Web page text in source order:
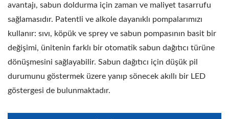
avantajı, sabun doldurma için zaman ve maliyet tasarrufu
sağlamasıdır. Patentli ve alkole dayanıklı pompalarımızı
kullanır: sıvı, köpük ve sprey ve sabun pompasının basit bir
değişimi, ünitenin farklı bir otomatik sabun dağıtıcı türüne
dönüşmesini sağlayabilir. Sabun dağıtıcı için düşük pil
durumunu göstermek üzere yanıp sönecek akıllı bir LED
göstergesi de bulunmaktadır.